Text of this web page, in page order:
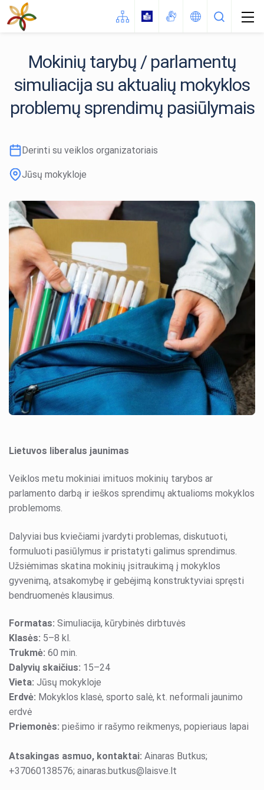
Mokinių tarybų / parlamentų
simuliacija su aktualių mokyklos
problemų sprendimų pasiūlymais
Derinti su veiklos organizatoriais
Jūsų mokykloje
Lietuvos liberalus jaunimas
Veiklos metu mokiniai imituos mokinių tarybos ar
parlamento darbą ir ieškos sprendimų aktualioms mokyklos
problemoms.
Dalyviai bus kviečiami įvardyti problemas, diskutuoti,
formuluoti pasiūlymus ir pristatyti galimus sprendimus.
Užsiėmimas skatina mokinių įsitraukimą į mokyklos
gyvenimą, atsakomybę ir gebėjimą konstruktyviai spręsti
bendruomenės klausimus.
Formatas: Simuliacija, kūrybinės dirbtuvės
Klasės: 5–8 kl.
Trukmė: 60 min.
Dalyvių skaičius: 15–24
Vieta: Jūsų mokykloje
Erdvė: Mokyklos klasė, sporto salė, kt. neformali jaunimo
erdvė
Priemonės: piešimo ir rašymo reikmenys, popieriaus lapai
Atsakingas asmuo, kontaktai: Ainaras Butkus;
+37060138576; ainaras.butkus@laisve.lt